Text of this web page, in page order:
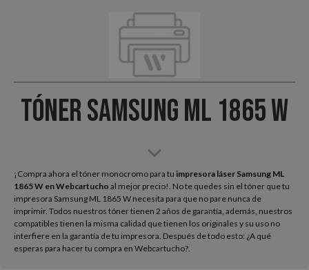
Tóner Samsung ML 1865 W
¡Compra ahora el tóner monocromo para tu impresora láser Samsung ML
1865 W en Webcartucho al mejor precio!. No te quedes sin el tóner que tu
impresora Samsung ML 1865 W necesita para que no pare nunca de
imprimir. Todos nuestros tóner tienen 2 años de garantía, además, nuestros
compatibles tienen la misma calidad que tienen los originales y su uso no
interfiere en la garantía de tu impresora. Después de todo esto: ¿A qué
esperas para hacer tu compra en Webcartucho?.